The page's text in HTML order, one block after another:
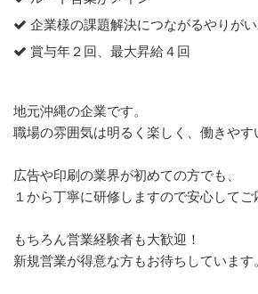
企業様の課題解決につながるやりが
賞与年２回、最大昇給４回
地元沖縄の企業です。
職場の雰囲気は明るく楽しく、働きやす
広告や印刷の業界が初めての方でも、
１から丁寧に研修しますので安心してご
もちろん営業経験者も大歓迎！
新規営業が得意な方もお待ちしています。